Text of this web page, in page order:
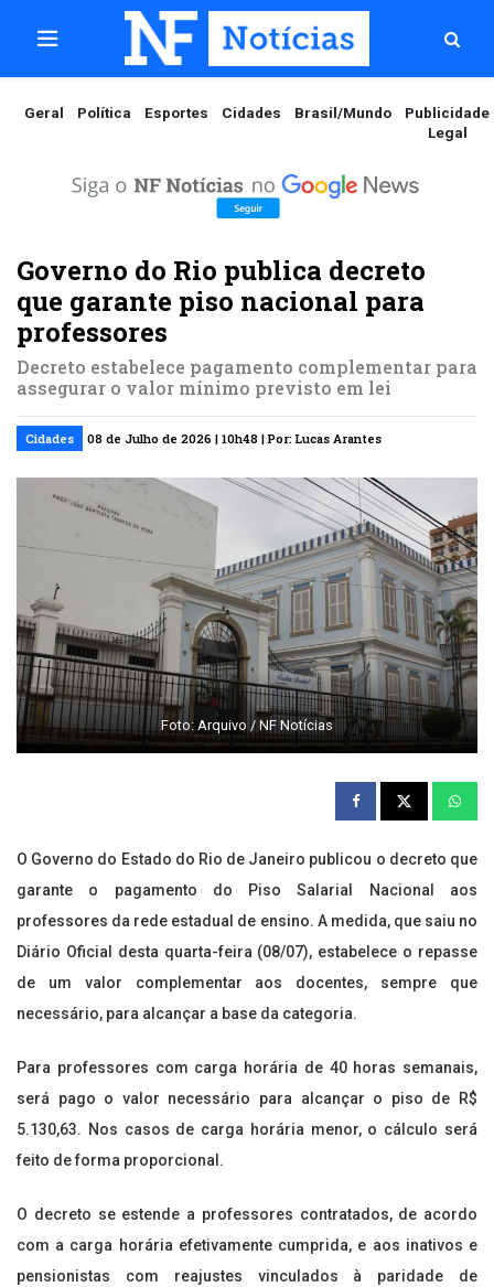
Geral Política Esportes Cidades Brasil/Mundo
Publicidade
Legal
Governo do Rio publica decreto
que garante piso nacional para
professores
Decreto estabelece pagamento complementar para
assegurar o valor mínimo previsto em lei
Cidades 08 de Julho de 2026 | 10h48 | Por: Lucas Arantes
Foto: Arquivo / NF Notícias
O Governo do Estado do Rio de Janeiro publicou o decreto que
garante o pagamento do Piso Salarial Nacional aos
professores da rede estadual de ensino. A medida, que saiu no
Diário Oficial desta quarta-feira (08/07), estabelece o repasse
de um valor complementar aos docentes, sempre que
necessário, para alcançar a base da categoria.
Para professores com carga horária de 40 horas semanais,
será pago o valor necessário para alcançar o piso de R$
5.130,63. Nos casos de carga horária menor, o cálculo será
feito de forma proporcional.
O decreto se estende a professores contratados, de acordo
com a carga horária efetivamente cumprida, e aos inativos e
pensionistas com reajustes vinculados à paridade de